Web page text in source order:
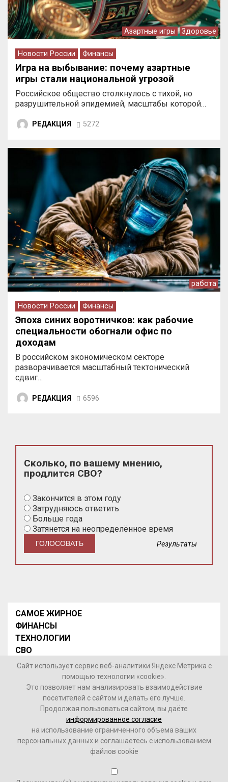
Азартные игры Здоровье
Новости России Финансы
Игра на выбывание: почему азартные
игры стали национальной угрозой
Российское общество столкнулось с тихой, но
разрушительной эпидемией, масштабы которой…
РЕДАКЦИЯ 5272
работа
Новости России Финансы
Эпоха синих воротничков: как рабочие
специальности обогнали офис по
доходам
В российском экономическом секторе
разворачивается масштабный тектонический
сдвиг…
РЕДАКЦИЯ 6596
Сколько, по вашему мнению,
продлится СВО?
Закончится в этом году
Затрудняюсь ответить
Больше года
Затянется на неопределённое время
Результаты
САМОЕ ЖИРНОЕ
ФИНАНСЫ
ТЕХНОЛОГИИ
СВО
НОВОСТИ В МИРЕ
НОВОСТИ РОССИИ
Контакты
© 2026 Интернет-газета «МедиаЖир» -Согласие
пользователя на обработку данных
16+
Зарегистрировано Федеральной службой по надзору в
Сайт использует сервис веб-аналитики Яндекс Метрика с
помощью технологии «cookie».
Это позволяет нам анализировать взаимодействие
посетителей с сайтом и делать его лучше.
Продолжая пользоваться сайтом, вы даёте
информированное согласие
на использование ограниченного объема ваших
персональных данных и соглашаетесь с использованием
файлов cookie